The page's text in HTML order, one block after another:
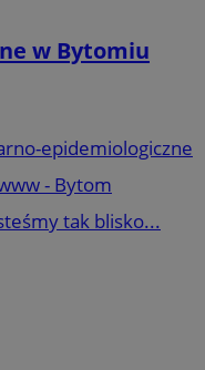
w Bytomiu
epidemiologiczne
- Bytom
tak blisko...